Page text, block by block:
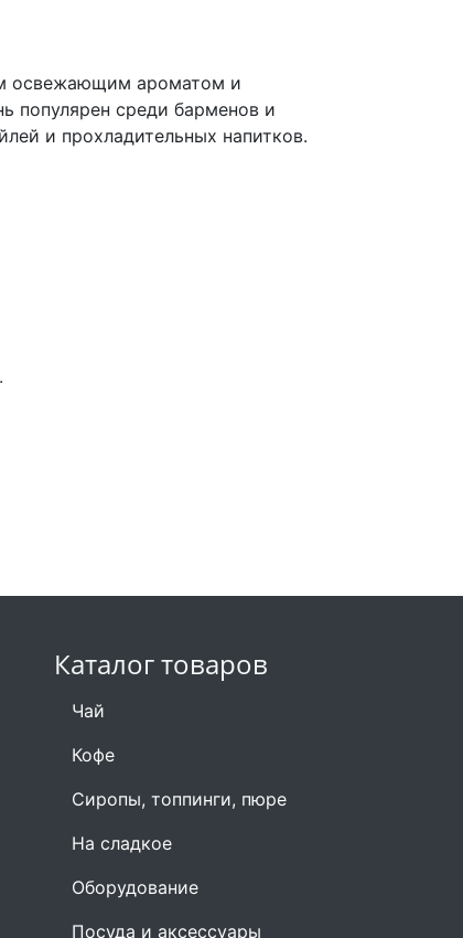
освежающим ароматом и
популярен среди барменов и
и прохладительных напитков.
Каталог товаров
Чай
Кофе
Сиропы, топпинги, пюре
На сладкое
Оборудование
Посуда и аксессуары